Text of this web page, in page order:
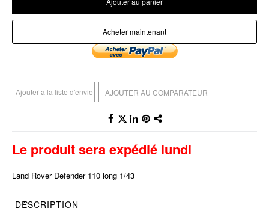
Acheter maintenant
Ajouter a la liste d'envie AJOUTER AU COMPARATEUR
Le produit sera expédié lundi
Land Rover Defender 110 long 1/43
DESCRIPTION